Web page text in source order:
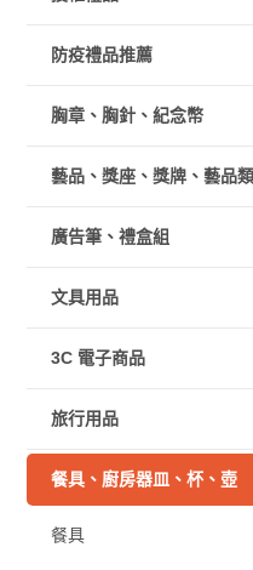
防疫禮品推薦
胸章、胸針、紀念幣
藝品、獎座、獎牌、藝品類
廣告筆、禮盒組
文具用品
3C 電子商品
旅行用品
餐具、廚房器皿、杯、壺
餐具